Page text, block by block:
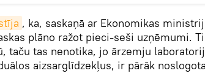
, ka, saskaņā ar Ekonomikas
plāno ražot pieci-seši uzņēmumi.
taču tas nenotika, jo ārzemju
aizsarglīdzekļus, ir pārāk